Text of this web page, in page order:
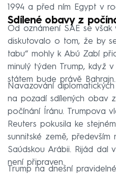
1994 a před ním Egypt v
Sdílené obavy z
Od oznámení SAE se však
diskutovalo o tom, že by
tabu“ mohly k Abú Zabí
minulý týden Trump, když
státem bude právě Bahrajn.
Navazování
na pozadí sdílených obav
počínání Íránu. Trumpova
Reuters pokusila ke
sunnitské země, především
Saúdskou Arábii. Rijád dal
není připraven.
Trump na dnešní